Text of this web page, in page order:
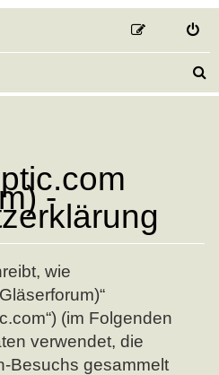
-
wie
(im Folgenden
verwendet, die
Besuchs gesammelt